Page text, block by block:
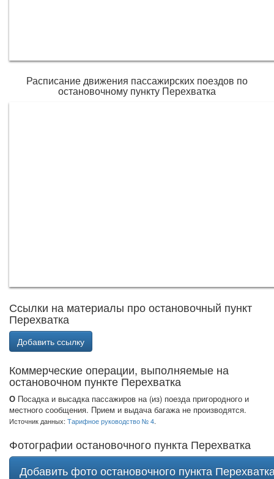
Расписание движения пассажирских поездов по
остановочному пункту Перехватка
Ссылки на материалы про остановочный пункт
Перехватка
Добавить ссылку
Коммерческие операции, выполняемые на
остановочном пункте Перехватка
О Посадка и высадка пассажиров на (из) поезда пригородного и
местного сообщения. Прием и выдача багажа не производятся.
Источник данных: Тарифное руководство № 4.
Фотографии остановочного пункта Перехватка
Добавить фото остановочного пункта